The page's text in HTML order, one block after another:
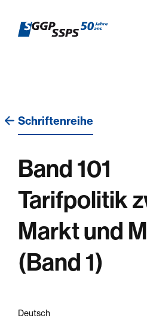
Schriftenreihe
Band 101
Tarifpolitik
Markt und
(Band 1)
Deutsch